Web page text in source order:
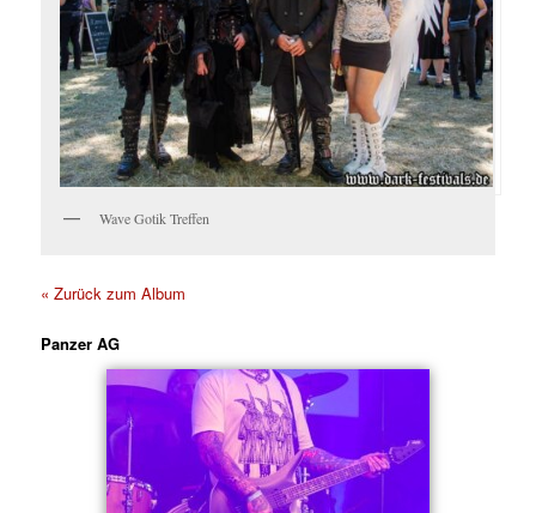
Wave Gotik Treffen
« Zurück zum Album
Panzer AG